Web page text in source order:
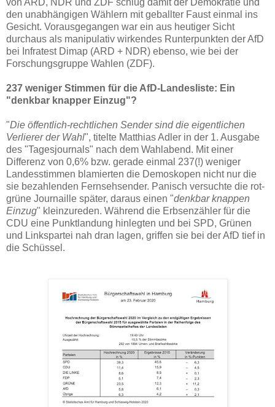
von ARD, NDR und ZDF schlug damit der Demokratie und
den unabhängigen Wählern mit geballter Faust einmal ins
Gesicht. Vorausgegangen war ein aus heutiger Sicht
durchaus als manipulativ wirkendes Runterpunkten der AfD
bei Infratest Dimap (ARD + NDR) ebenso, wie bei der
Forschungsgruppe Wahlen (ZDF).
237 weniger Stimmen für die AfD-Landesliste: Ein
"denkbar knapper Einzug"?
"Die öffentlich-rechtlichen Sender sind die eigentlichen
Verlierer der Wahl", titelte Matthias Adler in der 1. Ausgabe
des "Tagesjournals" nach dem Wahlabend. Mit einer
Differenz von 0,6% bzw. gerade einmal 237(!) weniger
Landesstimmen blamierten die Demoskopen nicht nur die
sie bezahlenden Fernsehsender. Panisch versuchte die rot-
grüne Journaille später, daraus einen "denkbar knappen
Einzug" kleinzureden. Während die Erbsenzähler für die
CDU eine Punktlandung hinlegten und bei SPD, Grünen
und Linkspartei nah dran lagen, griffen sie bei der AfD tief in
die Schüssel.